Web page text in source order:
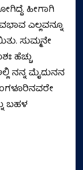
ಹೀಗಾಗಿ
ಎಲ್ಲವನ್ನೂ
ಸುಮ್ಮನೇ
ಹೆಚ್ಚು
ನನ್ನ ಮೈದುನನ
ಬಹಳ